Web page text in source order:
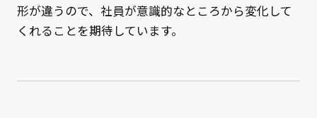
形が違うので、社員が意識的なところから変化して
くれることを期待しています。